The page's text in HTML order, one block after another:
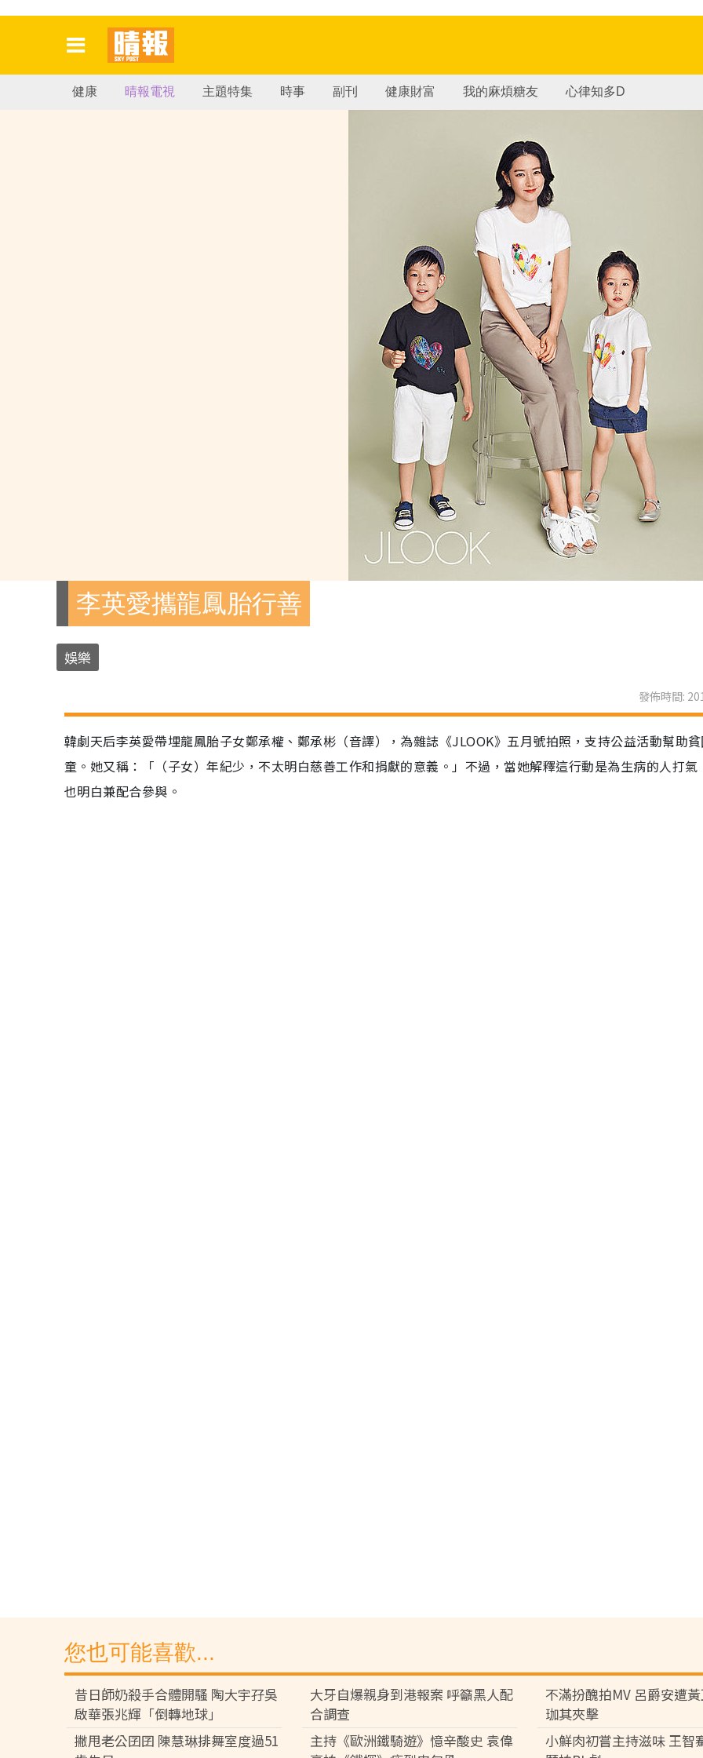
健康 晴報電視 主題特集 時事 副刊 健康財富 我的麻煩糖友 心律知多D
李英愛攜龍鳳胎行善
娛樂
發佈時間:
韓劇天后李英愛帶埋龍鳳胎子女鄭承權、鄭承彬（音譯），為雜誌《JLOOK》五月號拍照，支持公益活動幫助
童。她又稱：「（子女）年紀少，不太明白慈善工作和捐獻的意義。」不過，當她解釋這行動是為生病的人打氣
也明白兼配合參與。
您也可能喜歡...
昔日師奶殺手合體開騷 陶大宇孖吳
啟華張兆輝「倒轉地球」
大牙自爆親身到港報案 呼籲黑人配
合調查
不滿扮醜拍MV 呂爵安遭
珈其夾擊
撇甩老公囝囝 陳慧琳排舞室度過51
主持《歐洲鐵騎遊》憶辛酸史 袁偉
小鮮肉初嘗主持滋味 王智